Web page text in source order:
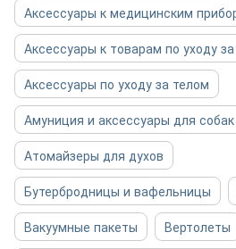
Аксессуары к медицинским
Аксессуары к товарам по уходу
Аксессуары по уходу за телом
Амуниция и аксессуары для собак
Атомайзеры для духов
Бутербродницы и вафельницы
Вакуумные пакеты
Вертолеты